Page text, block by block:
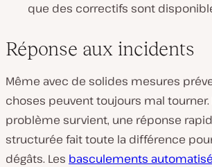
que des correctifs sont
Réponse aux incidents
Même avec de solides mesures
choses peuvent toujours mal tourner.
problème survient, une réponse
structurée fait toute la différence
dégâts. Les basculements